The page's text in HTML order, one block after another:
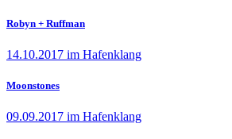
Robyn + Ruffman
14.10.2017 im Hafenklang
Moonstones
09.09.2017 im Hafenklang